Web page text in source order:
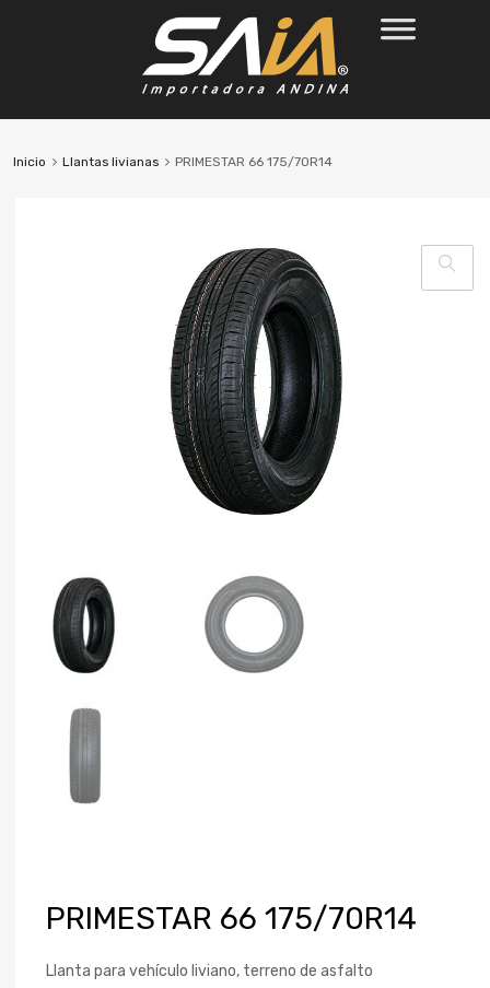
Inicio Llantas livianas PRIMESTAR 66 175/70R14
PRIMESTAR 66 175/70R14
Llanta para vehículo liviano, terreno de asfalto